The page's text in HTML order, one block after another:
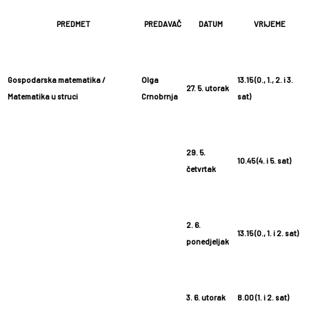
PREDMET PREDAVAČ DATUM VRIJEME
Gospodarska matematika /
Matematika u struci
Olga
Crnobrnja
27. 5. utorak
13.15 (0., 1., 2. i 3.
sat)
29. 5.
četvrtak
10.45 (4. i 5. sat)
2. 6.
ponedjeljak
13.15 (0., 1. i 2. sat)
3. 6. utorak 8.00 (1. i 2. sat)